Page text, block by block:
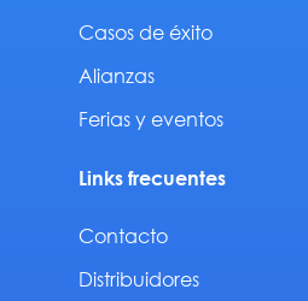
Casos de éxito
Alianzas
Ferias y eventos
Links frecuentes
Contacto
Distribuidores